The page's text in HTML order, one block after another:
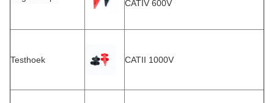
CATIV 600V
Testhoek CATII 1000V